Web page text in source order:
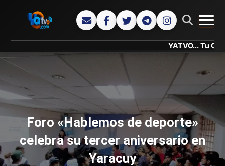
YATVO... Tu Canal
Foro «Hablemos de deporte»
celebra su tercer aniversario en
Yaracuy